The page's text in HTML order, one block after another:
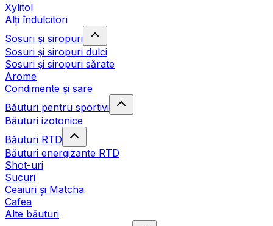
Xylitol
Alți îndulcitori
Sosuri și siropuri
Sosuri și siropuri dulci
Sosuri și siropuri sărate
Arome
Condimente și sare
Băuturi pentru sportivi
Băuturi izotonice
Băuturi RTD
Băuturi energizante RTD
Shot-uri
Sucuri
Ceaiuri și Matcha
Cafea
Alte băuturi